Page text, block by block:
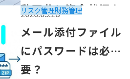
2026.05.18
動区分と資金状況を
読み解くポイント
リスク管理財務管理
スワードは必要？
イル共有」の記事を読む
メール添付ファイル
にパスワードは必
要？